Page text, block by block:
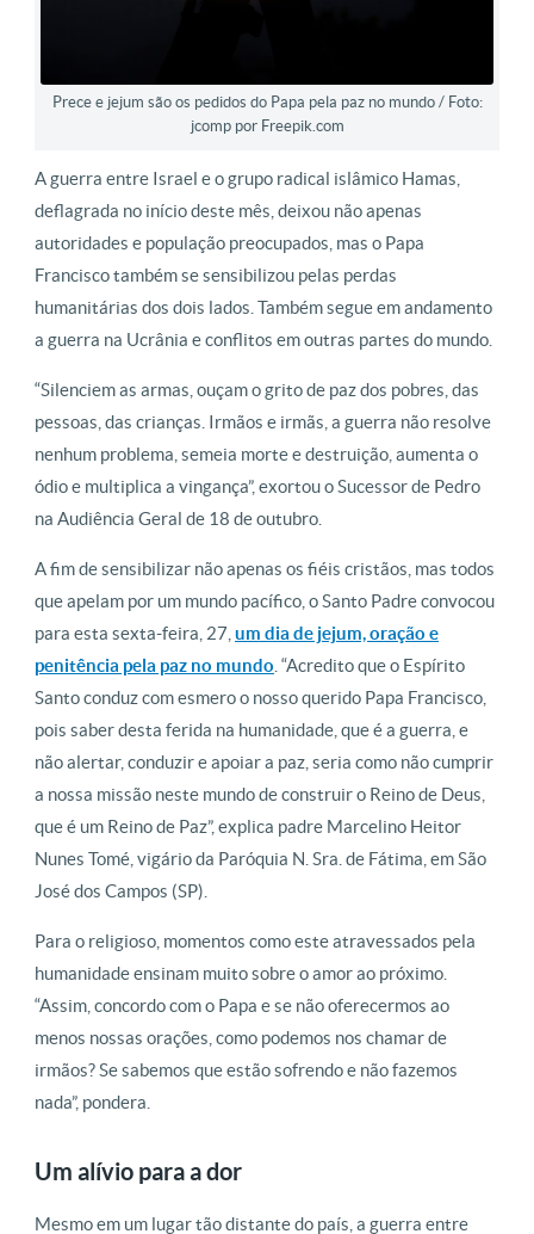
Prece e jejum são os pedidos do Papa pela paz no mundo / Foto:
jcomp por Freepik.com
A guerra entre Israel e o grupo radical islâmico Hamas,
deflagrada no início deste mês, deixou não apenas
autoridades e população preocupados, mas o Papa
Francisco também se sensibilizou pelas perdas
humanitárias dos dois lados. Também segue em andamento
a guerra na Ucrânia e conflitos em outras partes do mundo.
“Silenciem as armas, ouçam o grito de paz dos pobres, das
pessoas, das crianças. Irmãos e irmãs, a guerra não resolve
nenhum problema, semeia morte e destruição, aumenta o
ódio e multiplica a vingança”, exortou o Sucessor de Pedro
na Audiência Geral de 18 de outubro.
A fim de sensibilizar não apenas os fiéis cristãos, mas todos
que apelam por um mundo pacífico, o Santo Padre convocou
para esta sexta-feira, 27, um dia de jejum, oração e
penitência pela paz no mundo . “Acredito que o Espírito
Santo conduz com esmero o nosso querido Papa Francisco,
pois saber desta ferida na humanidade, que é a guerra, e
não alertar, conduzir e apoiar a paz, seria como não cumprir
a nossa missão neste mundo de construir o Reino de Deus,
que é um Reino de Paz”, explica padre Marcelino Heitor
Nunes Tomé, vigário da Paróquia N. Sra. de Fátima, em São
José dos Campos (SP).
Para o religioso, momentos como este atravessados pela
humanidade ensinam muito sobre o amor ao próximo.
“Assim, concordo com o Papa e se não oferecermos ao
menos nossas orações, como podemos nos chamar de
irmãos? Se sabemos que estão sofrendo e não fazemos
nada”, pondera.
Um alívio para a dor
Mesmo em um lugar tão distante do país, a guerra entre